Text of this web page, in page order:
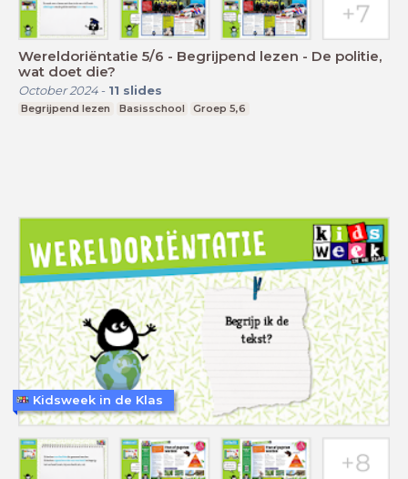
Wereldoriëntatie 5/6 - Begrijpend lezen - De politie,
wat doet die?
October 2024- 11 slides
Begrijpend lezen Basisschool Groep 5,6
Kidsweek in de Klas